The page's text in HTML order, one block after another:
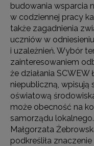
budowania wsparcia
w codziennej pracy
także zagadnienia
uczniów w
i uzależnień. Wybór
zainteresowaniem
że działania
niepubliczną, wpisują
oświatową
może obecność na
samorządu
Małgorzata
podkreśliła